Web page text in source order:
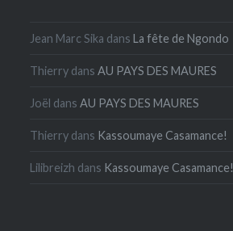
Jean Marc Sika dansLa fête de Ngondo
Thierry dansAU PAYS DES MAURES
Joël dansAU PAYS DES MAURES
Thierry dans Kassoumaye Casamance!
Lilibreizh dans Kassoumaye Casamance!